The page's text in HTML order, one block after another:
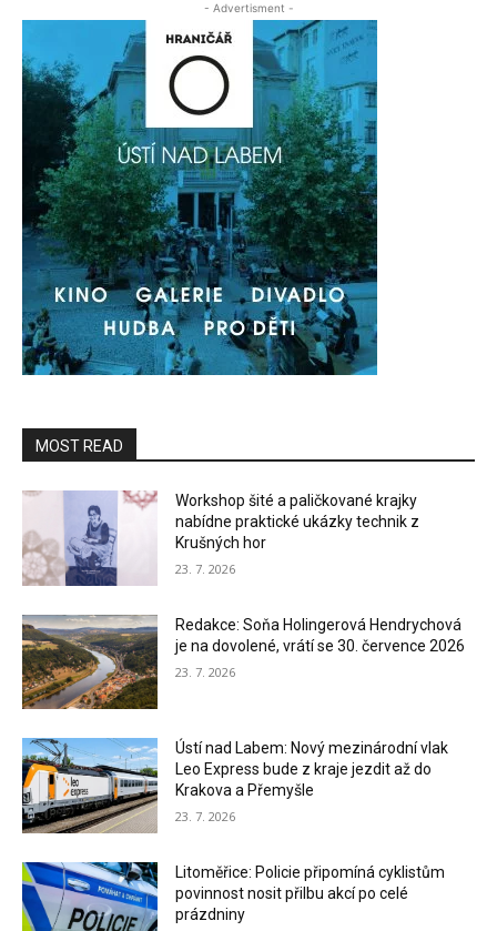
- Advertisment -
MOST READ
Workshop šité a paličkované krajky
nabídne praktické ukázky technik z
Krušných hor
23. 7. 2026
Redakce: Soňa Holingerová Hendrychová
je na dovolené, vrátí se 30. července 2026
23. 7. 2026
Ústí nad Labem: Nový mezinárodní vlak
Leo Express bude z kraje jezdit až do
Krakova a Přemyšle
23. 7. 2026
Litoměřice: Policie připomíná cyklistům
povinnost nosit přilbu akcí po celé
prázdniny